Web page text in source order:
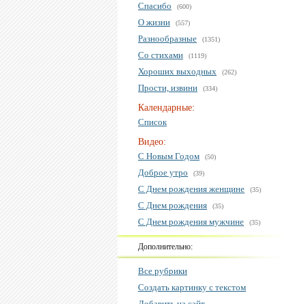
Спасибо (600)
О жизни (557)
Разнообразные (1351)
Со стихами (1119)
Хороших выходных (262)
Прости, извини (334)
Календарные:
Список
Видео:
С Новым Годом
(50)
Доброе утро (39)
С Днем рождения женщине (35)
С Днем рождения (35)
С Днем рождения мужчине (35)
Дополнительно:
Все рубрики
Создать картинку с текстом